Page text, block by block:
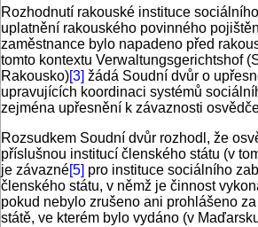
Rozhodnutí rakouské instituce
uplatnění rakouského povinného
zaměstnance bylo napadeno před
tomto kontextu Verwaltungsgerichtshof
Rakousko)[3] žádá Soudní dvůr o
upravujících koordinaci systémů
zejména upřesnění k závaznosti
Rozsudkem Soudní dvůr rozhodl, že
příslušnou institucí členského státu (v
je závazné[5] pro instituce sociálního
členského státu, v němž je činnost
pokud nebylo zrušeno ani prohlášeno
státě, ve kterém bylo vydáno (v